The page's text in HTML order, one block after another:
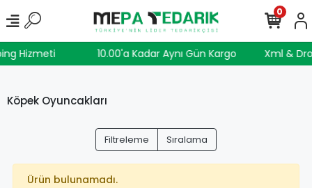
Hizmeti 10.00'a Kadar Aynı Gün Kargo Xml &
0
Köpek Oyuncakları
Filtreleme Sıralama
Ürün bulunamadı.